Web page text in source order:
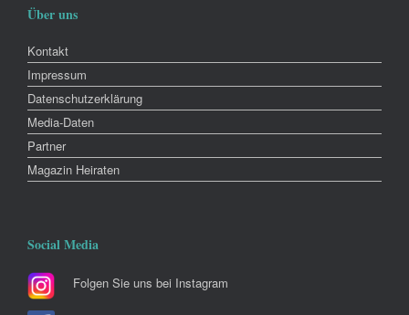
Über uns
Kontakt
Impressum
Datenschutzerklärung
Media-Daten
Partner
Magazin Heiraten
Social Media
Folgen Sie uns bei Instagram